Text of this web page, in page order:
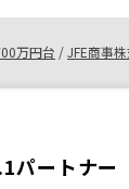
期から始めると
万円台 /JFE商事
パートナー